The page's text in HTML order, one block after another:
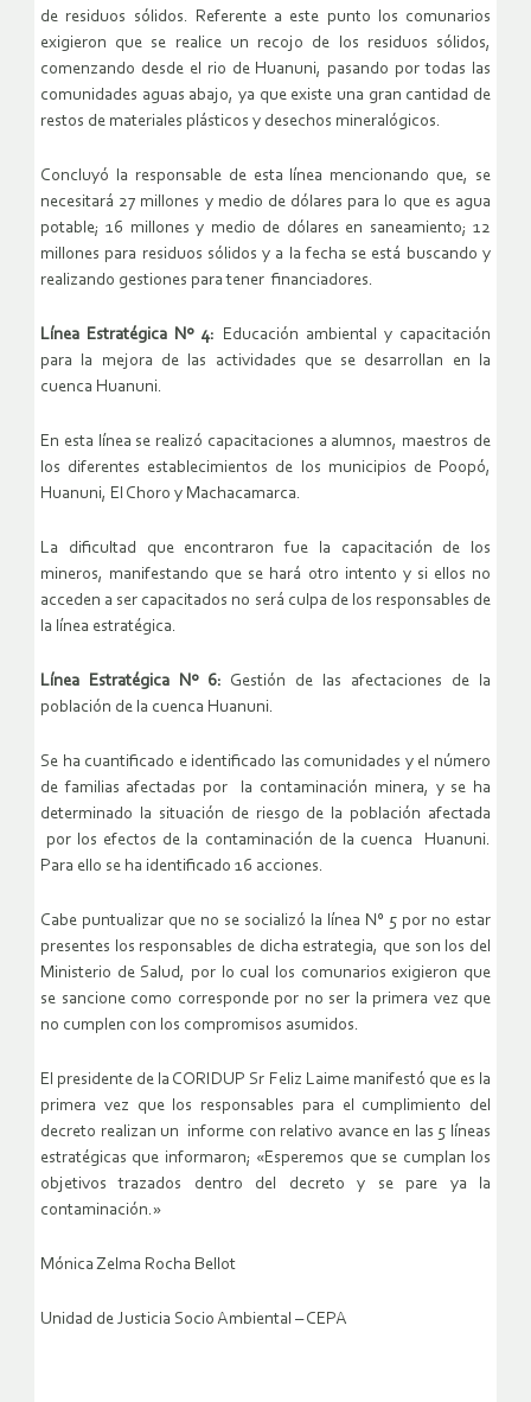
de residuos sólidos. Referente a este punto los comunarios
exigieron que se realice un recojo de los residuos sólidos,
comenzando desde el rio de Huanuni, pasando por todas las
comunidades aguas abajo, ya que existe una gran cantidad de
restos de materiales plásticos y desechos mineralógicos.
Concluyó la responsable de esta línea mencionando que, se
necesitará 27 millones y medio de dólares para lo que es agua
potable; 16 millones y medio de dólares en saneamiento; 12
millones para residuos sólidos y a la fecha se está buscando y
realizando gestiones para tener financiadores.
Línea Estratégica Nº 4: Educación ambiental y capacitación
para la mejora de las actividades que se desarrollan en la
cuenca Huanuni.
En esta línea se realizó capacitaciones a alumnos, maestros de
los diferentes establecimientos de los municipios de Poopó,
Huanuni, El Choro y Machacamarca.
La dificultad que encontraron fue la capacitación de los
mineros, manifestando que se hará otro intento y si ellos no
acceden a ser capacitados no será culpa de los responsables de
la línea estratégica.
Línea Estratégica Nº 6: Gestión de las afectaciones de la
población de la cuenca Huanuni.
Se ha cuantificado e identificado las comunidades y el número
de familias afectadas por la contaminación minera, y se ha
determinado la situación de riesgo de la población afectada
por los efectos de la contaminación de la cuenca Huanuni.
Para ello se ha identificado 16 acciones.
Cabe puntualizar que no se socializó la línea N° 5 por no estar
presentes los responsables de dicha estrategia, que son los del
Ministerio de Salud, por lo cual los comunarios exigieron que
se sancione como corresponde por no ser la primera vez que
no cumplen con los compromisos asumidos.
El presidente de la CORIDUP Sr Feliz Laime manifestó que es la
primera vez que los responsables para el cumplimiento del
decreto realizan un informe con relativo avance en las 5 líneas
estratégicas que informaron; «Esperemos que se cumplan los
objetivos trazados dentro del decreto y se pare ya la
contaminación.»
Mónica Zelma Rocha Bellot
Unidad de Justicia Socio Ambiental – CEPA